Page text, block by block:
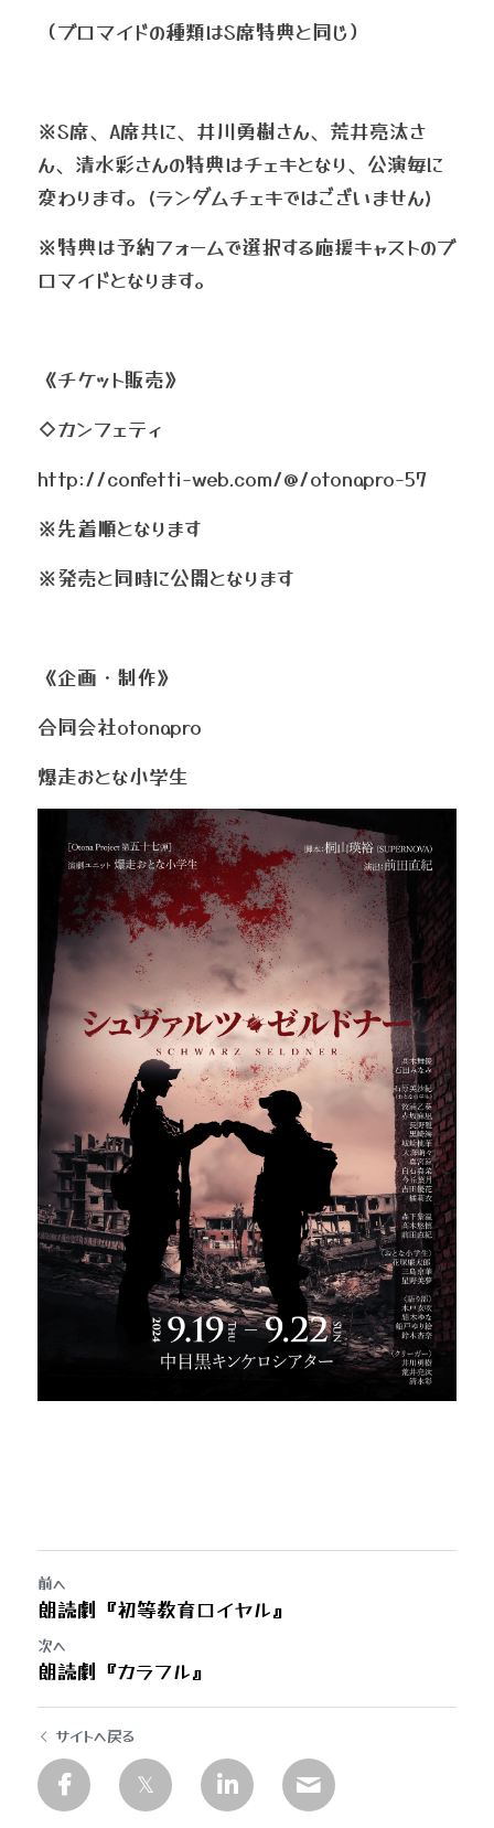
（ブロマイドの種類はS席特典と同じ）
※S席、A席共に、井川勇樹さん、荒井亮汰さ
ん、清水彩さんの特典はチェキとなり、公演毎に
変わります。(ランダムチェキではございません)
※特典は予約フォームで選択する応援キャストのブ
ロマイドとなります。
《チケット販売》
◇カンフェティ
http://confetti-web.com/@/otonapro-57
※先着順となります
※発売と同時に公開となります
《企画・制作》
合同会社otonapro
爆走おとな小学生
前へ
朗読劇『初等教育ロイヤル』
次へ
朗読劇『カラフル』
サイトへ戻る